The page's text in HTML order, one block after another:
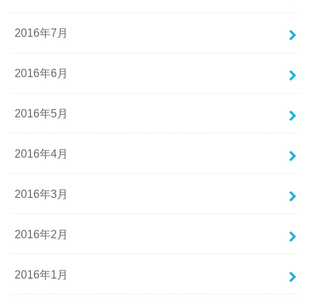
2016年7月
2016年6月
2016年5月
2016年4月
2016年3月
2016年2月
2016年1月